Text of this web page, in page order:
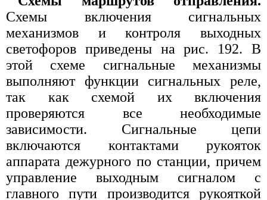
Схемы включения сигнальных
механизмов и контроля выходных
светофоров приведены на рис. 192. В
этой схеме сигнальные механизмы
выполняют функции сигнальных реле,
так как схемой их включения
проверяются все необходимые
зависимости. Сигнальные цепи
включаются контактами рукояток
аппарата дежурного по станции, причем
управление выходным сигналом с
главного пути производится рукояткой